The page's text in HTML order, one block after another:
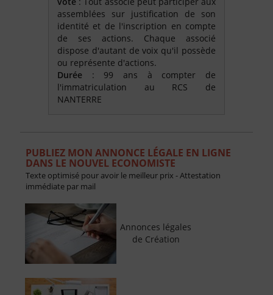
assemblées sur justification de son
identité et de l'inscription en compte
de ses actions. Chaque associé
dispose d'autant de voix qu'il possède
ou représente d'actions.
Durée : 99 ans à compter de
l'immatriculation au RCS de
NANTERRE
PUBLIEZ MON ANNONCE LÉGALE EN LIGNE
DANS LE NOUVEL ECONOMISTE
Texte optimisé pour avoir le meilleur prix - Attestation
immédiate par mail
Annonces légales
de Création